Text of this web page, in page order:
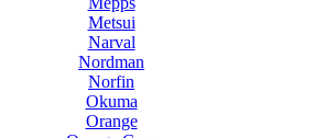
Metsui
Narval
Nordman
Norfin
Okuma
Orange